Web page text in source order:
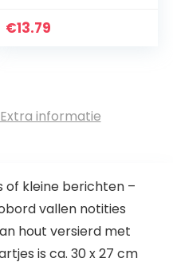
vloeren, muren,
€13.79
Extra informatie
of kleine berichten –
vallen notities
hout versierd met
is ca. 30 x 27 cm